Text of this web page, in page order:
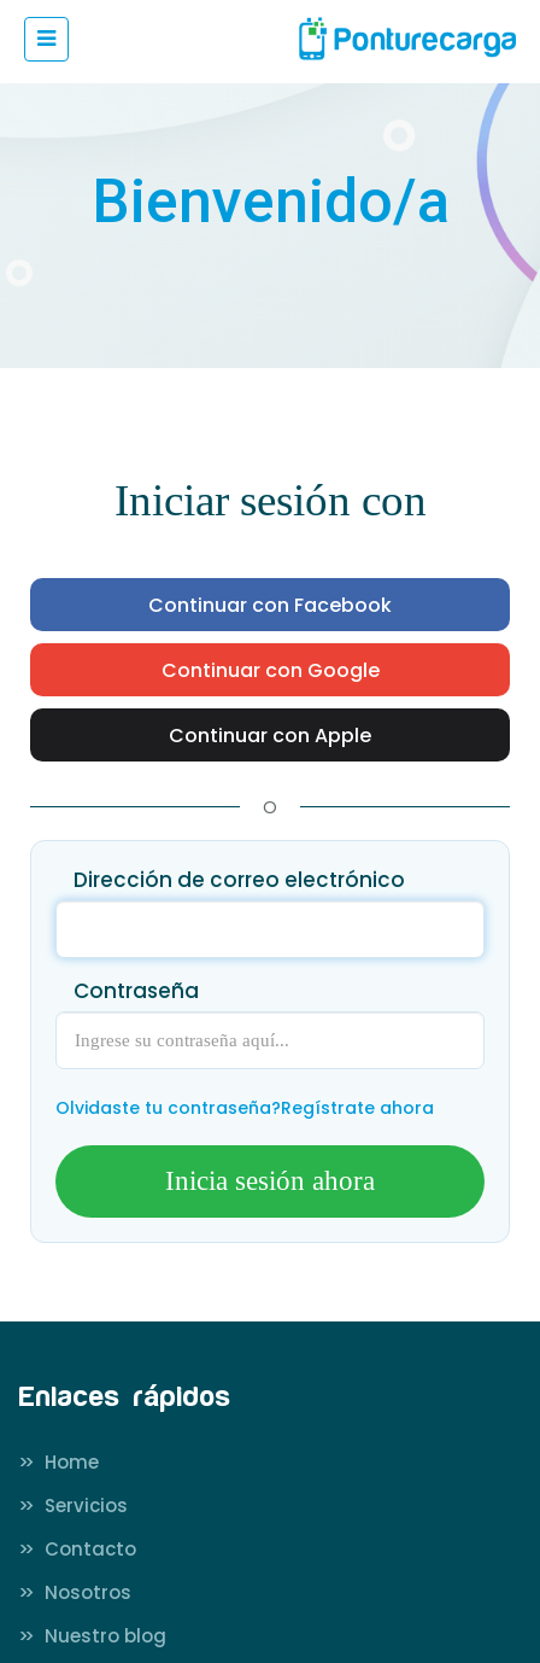
Bienvenido/a
Iniciar sesión con
Continuar con Facebook
Continuar con Google
Continuar con Apple
O
Dirección de correo electrónico
Contraseña
Olvidaste tu contraseña?Regístrate ahora
Inicia sesión ahora
Enlaces rápidos
>>
Home
>>
Servicios
>>
Contacto
>>
Nosotros
>>
Nuestro blog